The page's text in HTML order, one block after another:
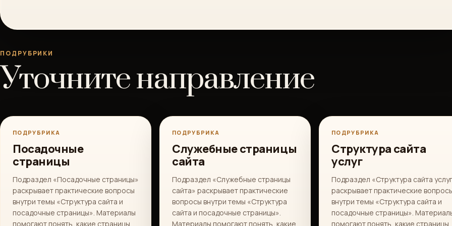
ПОДРУБРИКИ
Уточните направление
ПОДРУБРИКА
Посадочные
страницы
Подраздел «Посадочные страницы»
раскрывает практические вопросы
внутри темы «Структура сайта и
посадочные страницы». Материалы
помогают понять, какие страницы,
ПОДРУБРИКА
Служебные страницы
сайта
Подраздел «Служебные страницы
сайта» раскрывает практические
вопросы внутри темы «Структура
сайта и посадочные страницы».
Материалы помогают понять, какие
ПОДРУБРИКА
Структура сайта
услуг
Подраздел «Структура сайта
раскрывает практические
внутри темы «Структура сайта и
посадочные страницы».
помогают понять, какие страницы,